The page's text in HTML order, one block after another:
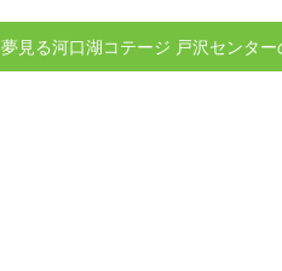
夢見る河口湖コテージ 戸沢センタ